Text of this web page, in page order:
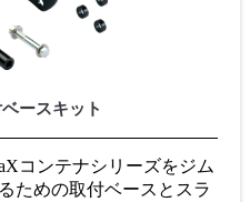
ースキット
コンテナシリーズをジム
ための取付ベースとスラ